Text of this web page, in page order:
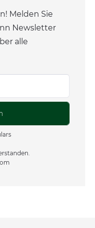
Melden Sie
Newsletter
alle